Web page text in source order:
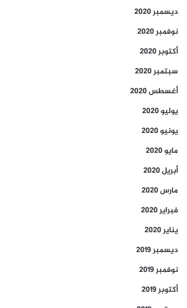
ديسمبر 2020
نوفمبر 2020
أكتوبر 2020
سبتمبر 2020
أغسطس 2020
يوليو 2020
يونيو 2020
مايو 2020
أبريل 2020
مارس 2020
فبراير 2020
يناير 2020
ديسمبر 2019
نوفمبر 2019
أكتوبر 2019